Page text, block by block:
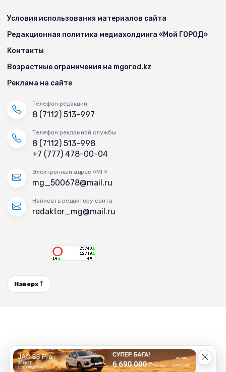
Условия использования материалов сайта
Редакционная политика медиахолдинга «Мой ГОРОД»
Контакты
Возрастные ограничения на mgorod.kz
Реклама на сайте
Телефон редакции
8 (7112) 513-997
Телефон рекламной службы
8 (7112) 513-998
+7 (777) 478-00-04
Электронный адрес «МГ»
mg_500678@mail.ru
Написать редактору сайта
redaktor_mg@mail.ru
Наверх